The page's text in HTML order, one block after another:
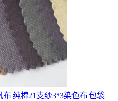
布|纯棉21支纱3*3染色布|包袋